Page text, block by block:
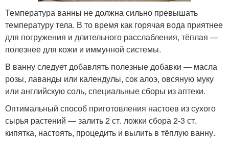
Температура ванны не должна сильно превышать
температуру тела. В то время как горячая вода приятнее
для погружения и длительного расслабления, тёплая —
полезнее для кожи и иммунной системы.
В ванну следует добавлять полезные добавки — масла
розы, лаванды или календулы, сок алоэ, овсяную муку
или английскую соль, специальные сборы из аптеки.
Оптимальный способ приготовления настоев из сухого
сырья растений — залить 2 ст. ложки сбора 2-3 ст.
кипятка, настоять, процедить и вылить в тёплую ванну.